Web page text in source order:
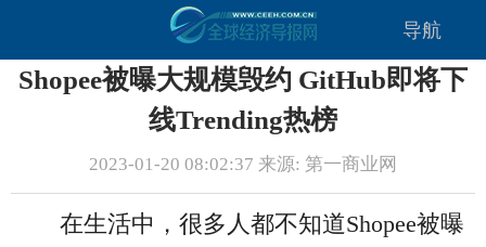
导航
Shopee被曝大规模毁约 GitHub即将下
线Trending热榜
2023-01-20 08:02:37 来源: 第一商业网
在生活中，很多人都不知道Shopee被曝